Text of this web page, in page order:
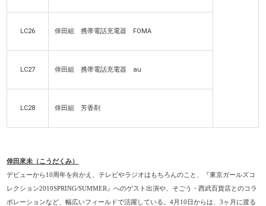
LC26 倖田組 携帯電話充電器 FOMA
LC27 倖田組 携帯電話充電器 au
LC28 倖田組 芳香剤
倖田來未（こうだくみ）
デビューから10周年を向かえ、テレビやラジオはもちろんのこと、『東京ガールズコ
レクション2010SPRING/SUMMER』へのゲスト出演や、そごう・西武百貨店とのコラ
ボレーションなど、幅広いフィールドで活躍している。4月10日からは、3ヶ月に渡る